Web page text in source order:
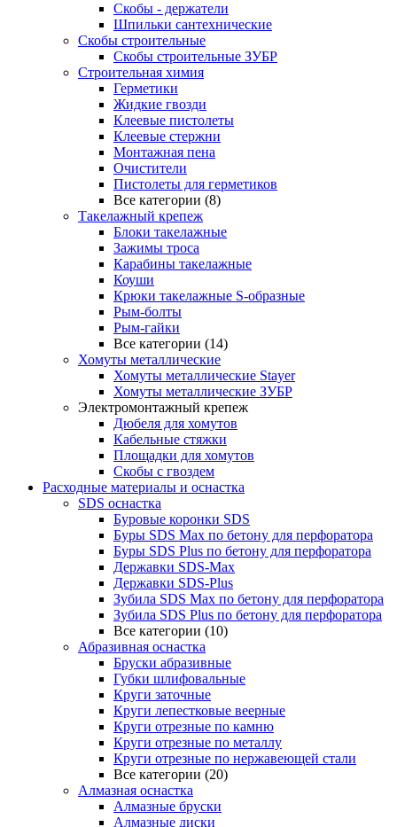
Скобы - держатели
Шпильки сантехнические
Скобы строительные
Скобы строительные ЗУБР
Строительная химия
Герметики
Жидкие гвозди
Клеевые пистолеты
Клеевые стержни
Монтажная пена
Очистители
Пистолеты для герметиков
Все категории (8)
Такелажный крепеж
Блоки такелажные
Зажимы троса
Карабины такелажные
Коуши
Крюки такелажные S-образные
Рым-болты
Рым-гайки
Все категории (14)
Хомуты металлические
Хомуты металлические Stayer
Хомуты металлические ЗУБР
Электромонтажный крепеж
Дюбеля для хомутов
Кабельные стяжки
Площадки для хомутов
Скобы с гвоздем
Расходные материалы и оснастка
SDS оснастка
Буровые коронки SDS
Буры SDS Max по бетону для перфоратора
Буры SDS Plus по бетону для перфоратора
Державки SDS-Max
Державки SDS-Plus
Зубила SDS Mах по бетону для перфоратора
Зубила SDS Plus по бетону для перфоратора
Все категории (10)
Абразивная оснастка
Бруски абразивные
Губки шлифовальные
Круги заточные
Круги лепестковые веерные
Круги отрезные по камню
Круги отрезные по металлу
Круги отрезные по нержавеющей стали
Все категории (20)
Алмазная оснастка
Алмазные бруски
Алмазные диски